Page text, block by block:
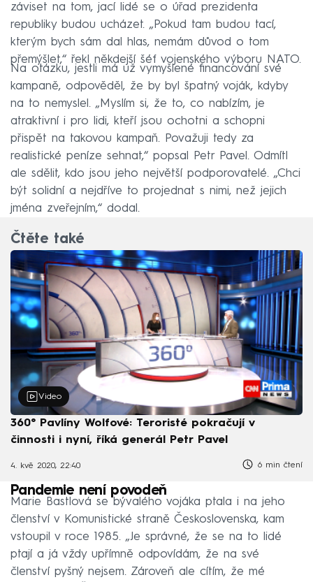
záviset na tom, jací lidé se o úřad prezidenta
republiky budou ucházet. „Pokud tam budou tací,
kterým bych sám dal hlas, nemám důvod o tom
přemýšlet,“ řekl někdejší šéf vojenského výboru NATO.
Na otázku, jestli má už vymyšlené financování své
kampaně, odpověděl, že by byl špatný voják, kdyby
na to nemyslel. „Myslím si, že to, co nabízím, je
atraktivní i pro lidi, kteří jsou ochotni a schopni
přispět na takovou kampaň. Považuji tedy za
realistické peníze sehnat,“ popsal Petr Pavel. Odmítl
ale sdělit, kdo jsou jeho největší podporovatelé. „Chci
být solidní a nejdříve to projednat s nimi, než jejich
jména zveřejním,“ dodal.
Čtěte také
Video
360° Pavlíny Wolfové: Teroristé pokračují v
činnosti i nyní, říká generál Petr Pavel
4. kvě 2020, 22:40 6 min čtení
Pandemie není povodeň
Marie Bastlová se bývalého vojáka ptala i na jeho
členství v Komunistické straně Československa, kam
vstoupil v roce 1985. „Je správné, že se na to lidé
ptají a já vždy upřímně odpovídám, že na své
členství pyšný nejsem. Zároveň ale cítím, že mé